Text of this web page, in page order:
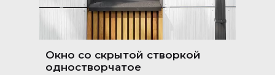
Окно со скрытой створкой
одностворчатое